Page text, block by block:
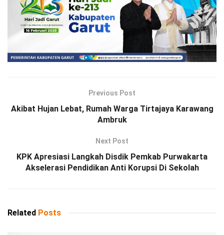
Previous Post
Akibat Hujan Lebat, Rumah Warga Tirtajaya Karawang
Ambruk
Next Post
KPK Apresiasi Langkah Disdik Pemkab Purwakarta
Akselerasi Pendidikan Anti Korupsi Di Sekolah
Related Posts